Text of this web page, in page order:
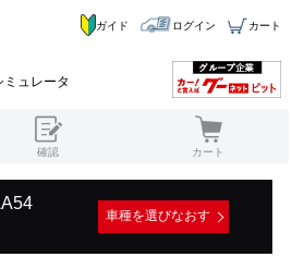
ミュレータ
ガイド ログイン カート
確認 カート
車種を選びなおす